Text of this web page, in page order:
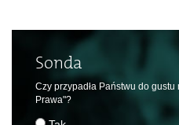
Sonda
Czy przypadła Państwu do gustu
Prawa"?